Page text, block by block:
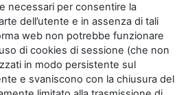
necessari per consentire la
dell’utente e in assenza di tali
web non potrebbe funzionare
di cookies di sessione (che non
in modo persistente sul
e svaniscono con la chiusura del